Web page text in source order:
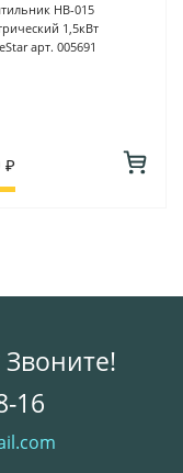
НВ-015
1,5кВт
арт. 005691
₽
16